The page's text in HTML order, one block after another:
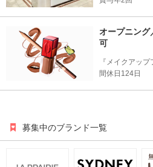
オープニング
可
『メイクアッ
間休日124日
募集中のブランド一覧